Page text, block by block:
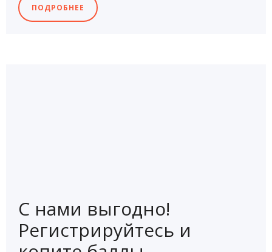
ПОДРОБНЕЕ
С нами выгодно!
Регистрируйтесь и